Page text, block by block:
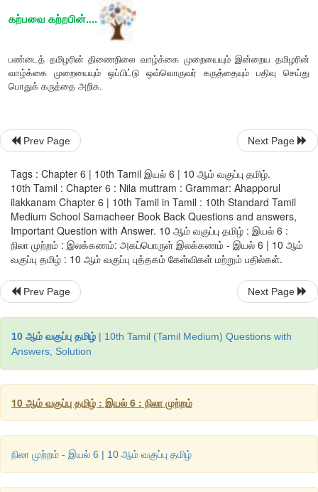
குறிஞ்சி நிலத்திற்குத் தெய்வம் இருக்கும்
முதலாகத் தொழில் வரையில் தனித்தனியே
உரிப்பொருளை இக்கருப்பொருள் பின்னணியில் அமைத்துப்
அம்மா.
Prev Page Next Page
Tags : Chapter 6 | 10th Tamil இயல் 6 | 10 ஆம் வகுப்பு தமிழ்.
10th Tamil : Chapter 6 : Nila muttram : Grammar: Ahapporul
ilakkanam Chapter 6 | 10th Tamil in Tamil : 10th Standard Tamil
Medium School Samacheer Book Back Questions and answers,
Important Question with Answer. 10 ஆம் வகுப்பு தமிழ் : இயல் 6 :
நிலா முற்றம் : இலக்கணம்: அகப்பொருள் இலக்கணம் - இயல் 6 | 10 ஆம்
வகுப்பு தமிழ் : 10 ஆம் வகுப்பு புத்தகம் கேள்விகள் மற்றும் பதில்கள்.
Prev Page Next Page
10 ஆம் வகுப்பு தமிழ் | 10th Tamil (Tamil Medium) Questions with
Answers, Solution
10 ஆம் வகுப்பு தமிழ் : இயல் 6 : நிலா முற்றம்
நிலா முற்றம் - இயல் 6 | 10 ஆம் வகுப்பு தமிழ்